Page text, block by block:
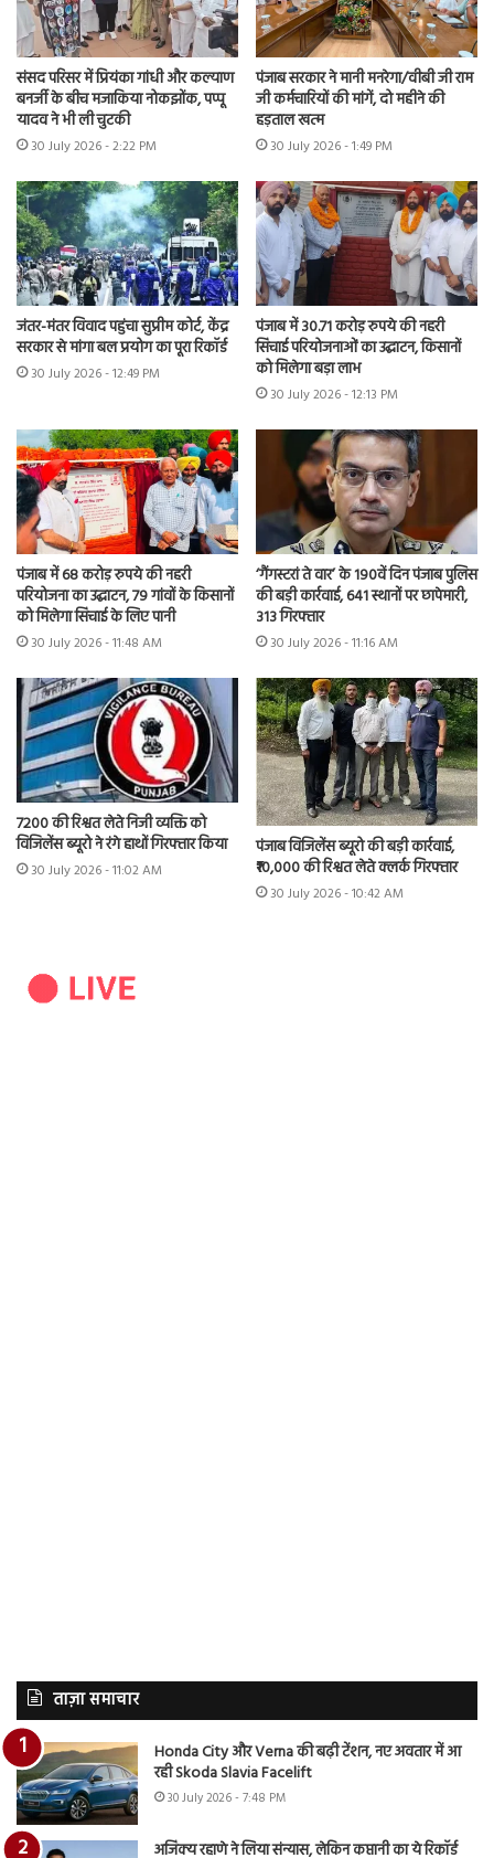
संसद परिसर में प्रियंका गांधी और कल्याण
बनर्जी के बीच मजाकिया नोकझोंक, पप्पू
यादव ने भी ली चुटकी
30 July 2026 - 2:22 PM
पंजाब सरकार ने मानी मनरेगा/वीबी जी राम
जी कर्मचारियों की मांगें, दो महीने की
हड़ताल खत्म
30 July 2026 - 1:49 PM
जंतर-मंतर विवाद पहुंचा सुप्रीम कोर्ट, केंद्र
सरकार से मांगा बल प्रयोग का पूरा रिकॉर्ड
30 July 2026 - 12:49 PM
पंजाब में 30.71 करोड़ रुपये की नहरी
सिंचाई परियोजनाओं का उद्घाटन, किसानों
को मिलेगा बड़ा लाभ
30 July 2026 - 12:13 PM
पंजाब में 68 करोड़ रुपये की नहरी
परियोजना का उद्घाटन, 79 गांवों के किसानों
को मिलेगा सिंचाई के लिए पानी
30 July 2026 - 11:48 AM
‘गैंगस्टरां ते वार’ के 190वें दिन पंजाब पुलिस
की बड़ी कार्रवाई, 641 स्थानों पर छापेमारी,
313 गिरफ्तार
30 July 2026 - 11:16 AM
7200 की रिश्वत लेते निजी व्यक्ति को
विजिलेंस ब्यूरो ने रंगे हाथों गिरफ्तार किया
30 July 2026 - 11:02 AM
पंजाब विजिलेंस ब्यूरो की बड़ी कार्रवाई,
₹10,000 की रिश्वत लेते क्लर्क गिरफ्तार
30 July 2026 - 10:42 AM
ताज़ा समाचार
Honda City और Verna की बढ़ी टेंशन, नए अवतार में आ
रही Skoda Slavia Facelift
30 July 2026 - 7:48 PM
अजिंक्य रहाणे ने लिया संन्यास, लेकिन कप्तानी का ये रिकॉर्ड